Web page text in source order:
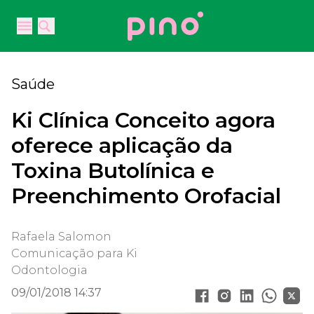
Open main menu
Open main menu
Your Company
Saúde
Ki Clínica Conceito agora
oferece aplicação da
Toxina Butolínica e
Preenchimento Orofacial
Rafaela Salomon
Comunicação para Ki
Odontologia
09/01/2018 14:37